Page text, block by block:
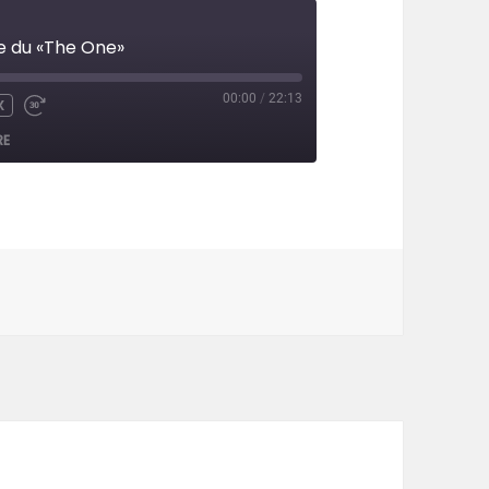
du «The One»
30
00:00 / 22:13